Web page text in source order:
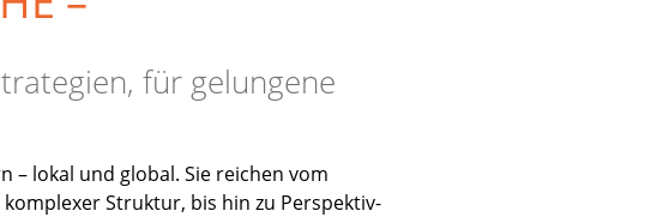
für gelungene
– lokal und global. Sie reichen vom
Struktur, bis hin zu Perspektiv-